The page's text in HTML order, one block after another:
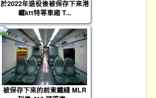
於2022年退役後被保存下來港
鐵ktt特等車廂 T...
被保存下來的前東鐵綫 MLR